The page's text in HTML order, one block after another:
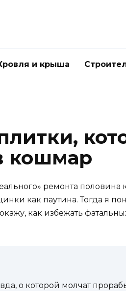
и крыша
кошмар
ремонта половина
как паутина. Тогда я
как избежать
о которой молчат